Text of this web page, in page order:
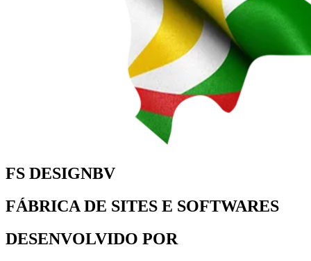
FS DESIGNBV
FÁBRICA DE SITES E SOFTWARES
DESENVOLVIDO POR